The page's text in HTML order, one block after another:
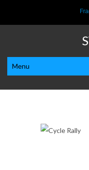
Menu
Cycle Rally